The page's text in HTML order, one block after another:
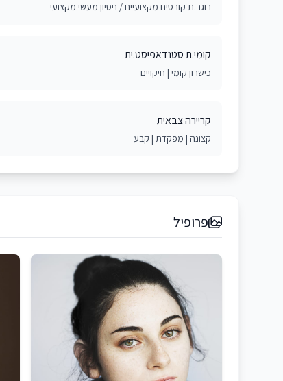
בוגר.ת קורסים מקצועיים / ניסיון מעשי מקצועי
קומי.ת סטנדאפיסט.ית
כישרון קומי | חיקויים
קריירה צבאית
קצונה | מפקדת | קבע
פרופיל